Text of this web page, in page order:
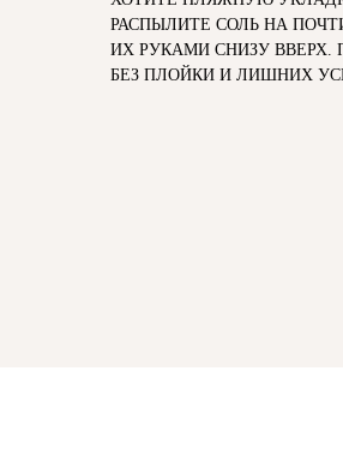
РАСПЫЛИТЕ СОЛЬ НА
ИХ РУКАМИ СНИЗУ
БЕЗ ПЛОЙКИ И ЛИШНИХ